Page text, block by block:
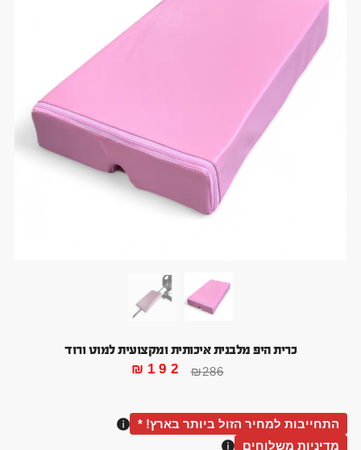
כרית היפ מלבנית איכותית ומקצועית למוט ורוד
₪286
₪ 192
התחייבות למחיר הזול ביותר בארץ! *
מדיניות משלוחים